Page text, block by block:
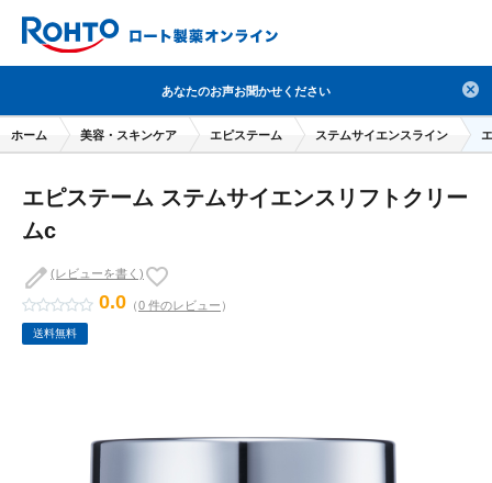
人気のキーワードで検索
目薬 ロートV5 日焼け止め 熱中症対策
デオコ セラミド オバジ ダーマセプトRX
アゼライン酸
冬虫夏草 セノビック
メラノCC ケアセラ
成分から探す
検索
あなたのお声お聞かせください
ホーム 美容・スキンケア エピステーム ステムサイエンスライン
エピステーム ステムサイエンスリフトクリー
ムc
0.0 （0 件のレビュー ）
(レビューを書く)
送料無料